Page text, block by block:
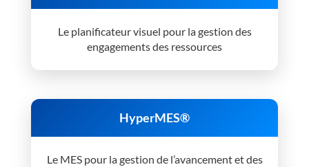
Le planificateur visuel pour la gestion des
engagements des ressources
HyperMES®
Le MES pour la gestion de l’avancement et des